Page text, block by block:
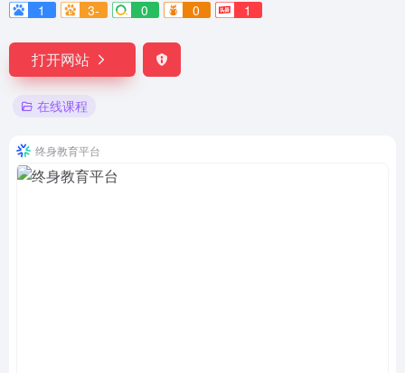
1
3- 0 0 1
打开网站
在线课程
终身教育平台